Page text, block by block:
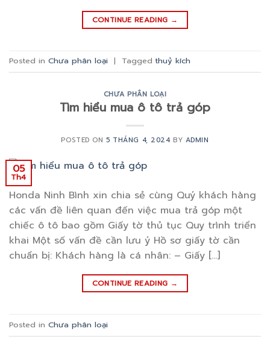
CONTINUE READING →
Posted in Chưa phân loại | Taggedthuỷ kích
CHƯA PHÂN LOẠI
Tìm hiểu mua ô tô trả góp
POSTED ON5 THÁNG 4, 2024BY ADMIN
05
Th4
Honda Ninh Bình xin chia sẻ cùng Quý khách hàng
các vấn đề liên quan đến việc mua trả góp một
chiếc ô tô bao gồm Giấy tờ thủ tục Quy trình triển
khai Một số vấn đề cần lưu ý Hồ sơ giấy tờ cần
chuẩn bị: Khách hàng là cá nhân: – Giấy […]
CONTINUE READING →
Posted in Chưa phân loại